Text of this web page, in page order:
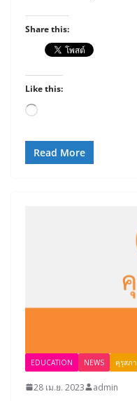
Share this:
Like this:
Loading…
Read More
EDUCATION NEWS คุรุสภา
28 เม.ย. 2023 admin